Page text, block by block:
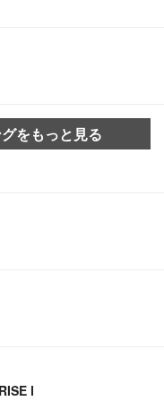
をもっと見る
Ⅰ